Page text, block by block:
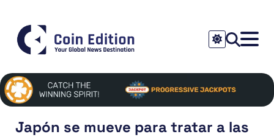
Japón se mueve para tratar a las